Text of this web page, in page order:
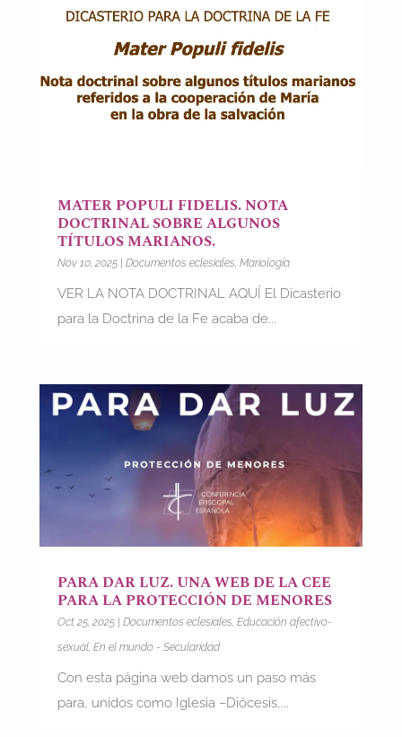
MATER POPULI FIDELIS. NOTA
DOCTRINAL SOBRE ALGUNOS
TÍTULOS MARIANOS.
Nov 10, 2025| Documentos eclesiales, Mariología
VER LA NOTA DOCTRINAL AQUÍ El Dicasterio
para la Doctrina de la Fe acaba de...
PARA DAR LUZ. UNA WEB DE LA CEE
PARA LA PROTECCIÓN DE MENORES
Oct 25, 2025| Documentos eclesiales, Educación afectivo-
sexual, En el mundo - Secularidad
Con esta página web damos un paso más
para, unidos como Iglesia –Diócesis,...